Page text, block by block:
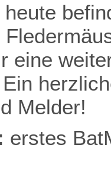
heute
eine
Melder!
erstes